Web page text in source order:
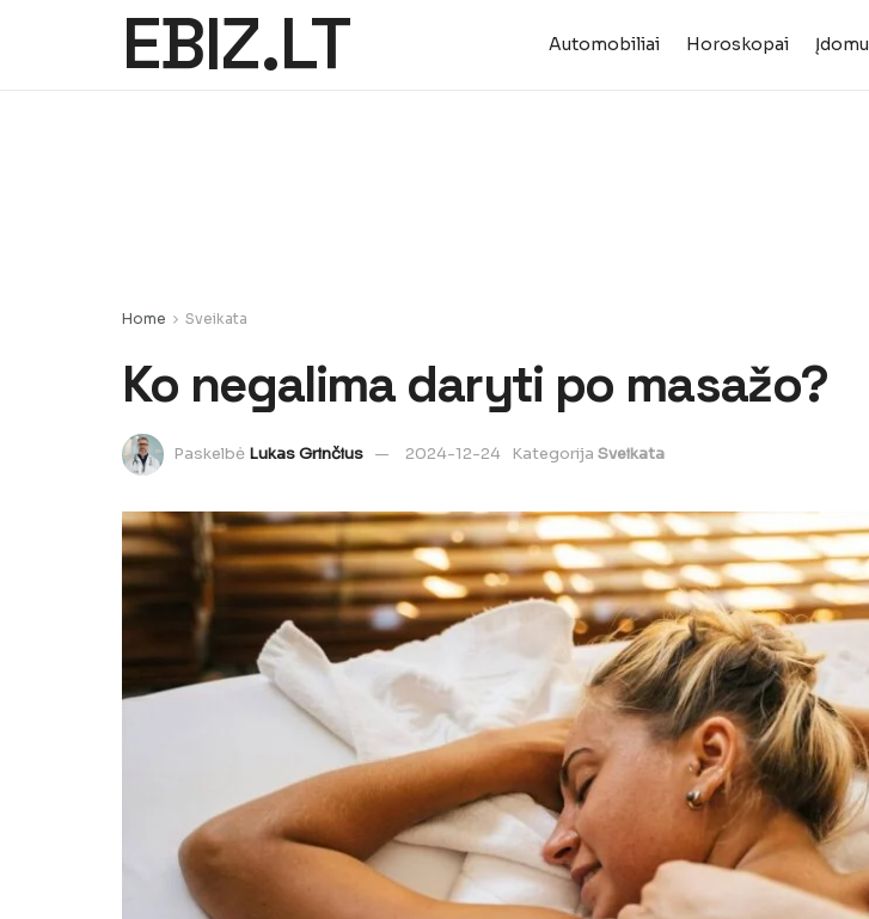
EBIZ.LT Automobiliai Horoskopai Įdomu
Home Sveikata
Ko negalima daryti po masažo?
Paskelbė Lukas Grinčius 2024-12-24 Kategorija Sveikata